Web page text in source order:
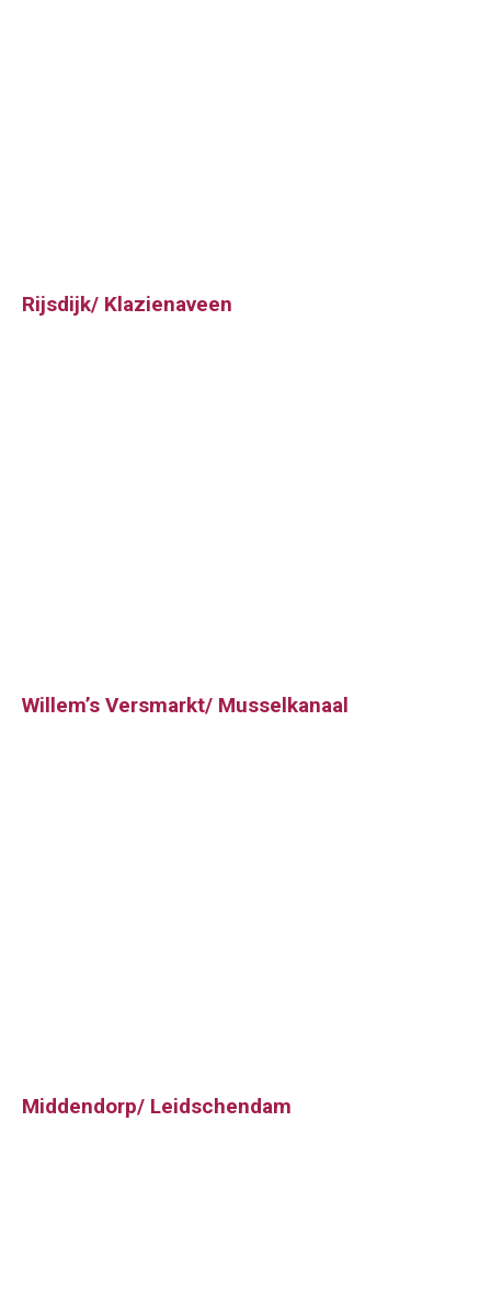
Rijsdijk/ Klazienaveen
Willem’s Versmarkt/ Musselkanaal
Middendorp/ Leidschendam